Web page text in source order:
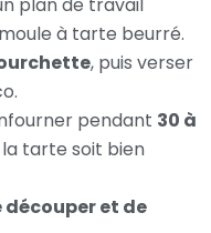
à tarte beurré.
, puis verser
pendant 30 à
la tarte soit bien
et de